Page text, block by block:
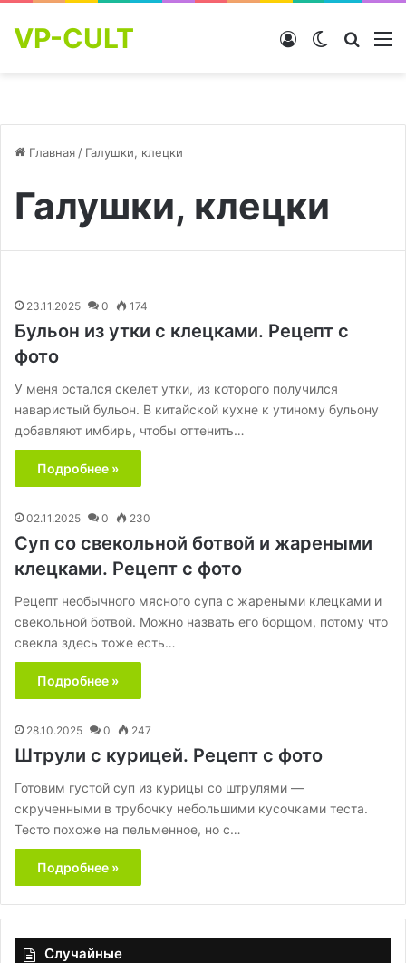
VP-CULT Switch skin
Войти
Главная / Галушки, клецки
Галушки, клецки
23.11.2025 0 174
Бульон из утки с клецками. Рецепт с
фото
У меня остался скелет утки, из которого получился
наваристый бульон. В китайской кухне к утиному бульону
добавляют имбирь, чтобы оттенить…
Подробнее »
02.11.2025 0 230
Суп со свекольной ботвой и жареными
клецками. Рецепт с фото
Рецепт необычного мясного супа с жареными клецками и
свекольной ботвой. Можно назвать его борщом, потому что
свекла здесь тоже есть…
Подробнее »
28.10.2025 0 247
Штрули с курицей. Рецепт с фото
Готовим густой суп из курицы со штрулями —
скрученными в трубочку небольшими кусочками теста.
Тесто похоже на пельменное, но с…
Подробнее »
Случайные